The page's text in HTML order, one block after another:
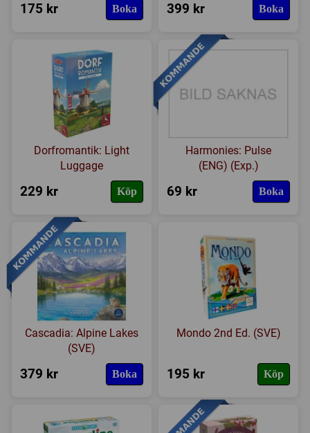
175 kr Boka 399 kr Boka
Dorfromantik: Light
Luggage
229 kr Köp
Harmonies: Pulse
(ENG) (Exp.)
69 kr Boka
Cascadia: Alpine Lakes
(SVE)
379 kr Boka
Mondo 2nd Ed. (SVE)
195 kr Köp